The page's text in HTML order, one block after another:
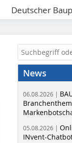
Deutscher
News
06.08.2026 |
05.08.2026 |
INvent-